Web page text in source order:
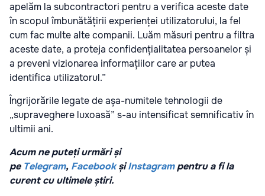
apelăm la subcontractori pentru a verifica aceste date
în scopul îmbunătățirii experienței utilizatorului, la fel
cum fac multe alte companii. Luăm măsuri pentru a filtra
aceste date, a proteja confidențialitatea persoanelor și
a preveni vizionarea informațiilor care ar putea
identifica utilizatorul.”
Îngrijorările legate de așa-numitele tehnologii de
„supraveghere luxoasă” s-au intensificat semnificativ în
ultimii ani.
Acum ne puteți urmări și
pe Telegram, Facebook șiInstagrampentru a fi la
curent cu ultimele știri.